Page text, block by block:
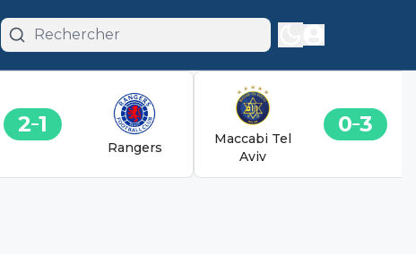
2 1
Rangers
Maccabi Tel
Aviv
0 3